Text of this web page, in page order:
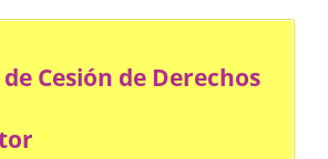
Cesión de Derechos